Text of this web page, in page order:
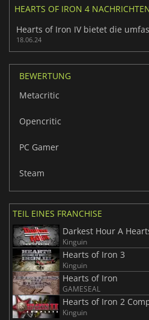
HEARTS OF IRON 4
18.06.24
BEWERTUNG
Metacritic
Opencritic
PC Gamer
Steam
TEIL EINES FRANCHISE
Darkest Hour A
Kinguin
Hearts of Iron 3
Kinguin
Hearts of Iron
GAMESEAL
Hearts of Iron 2
Kinguin